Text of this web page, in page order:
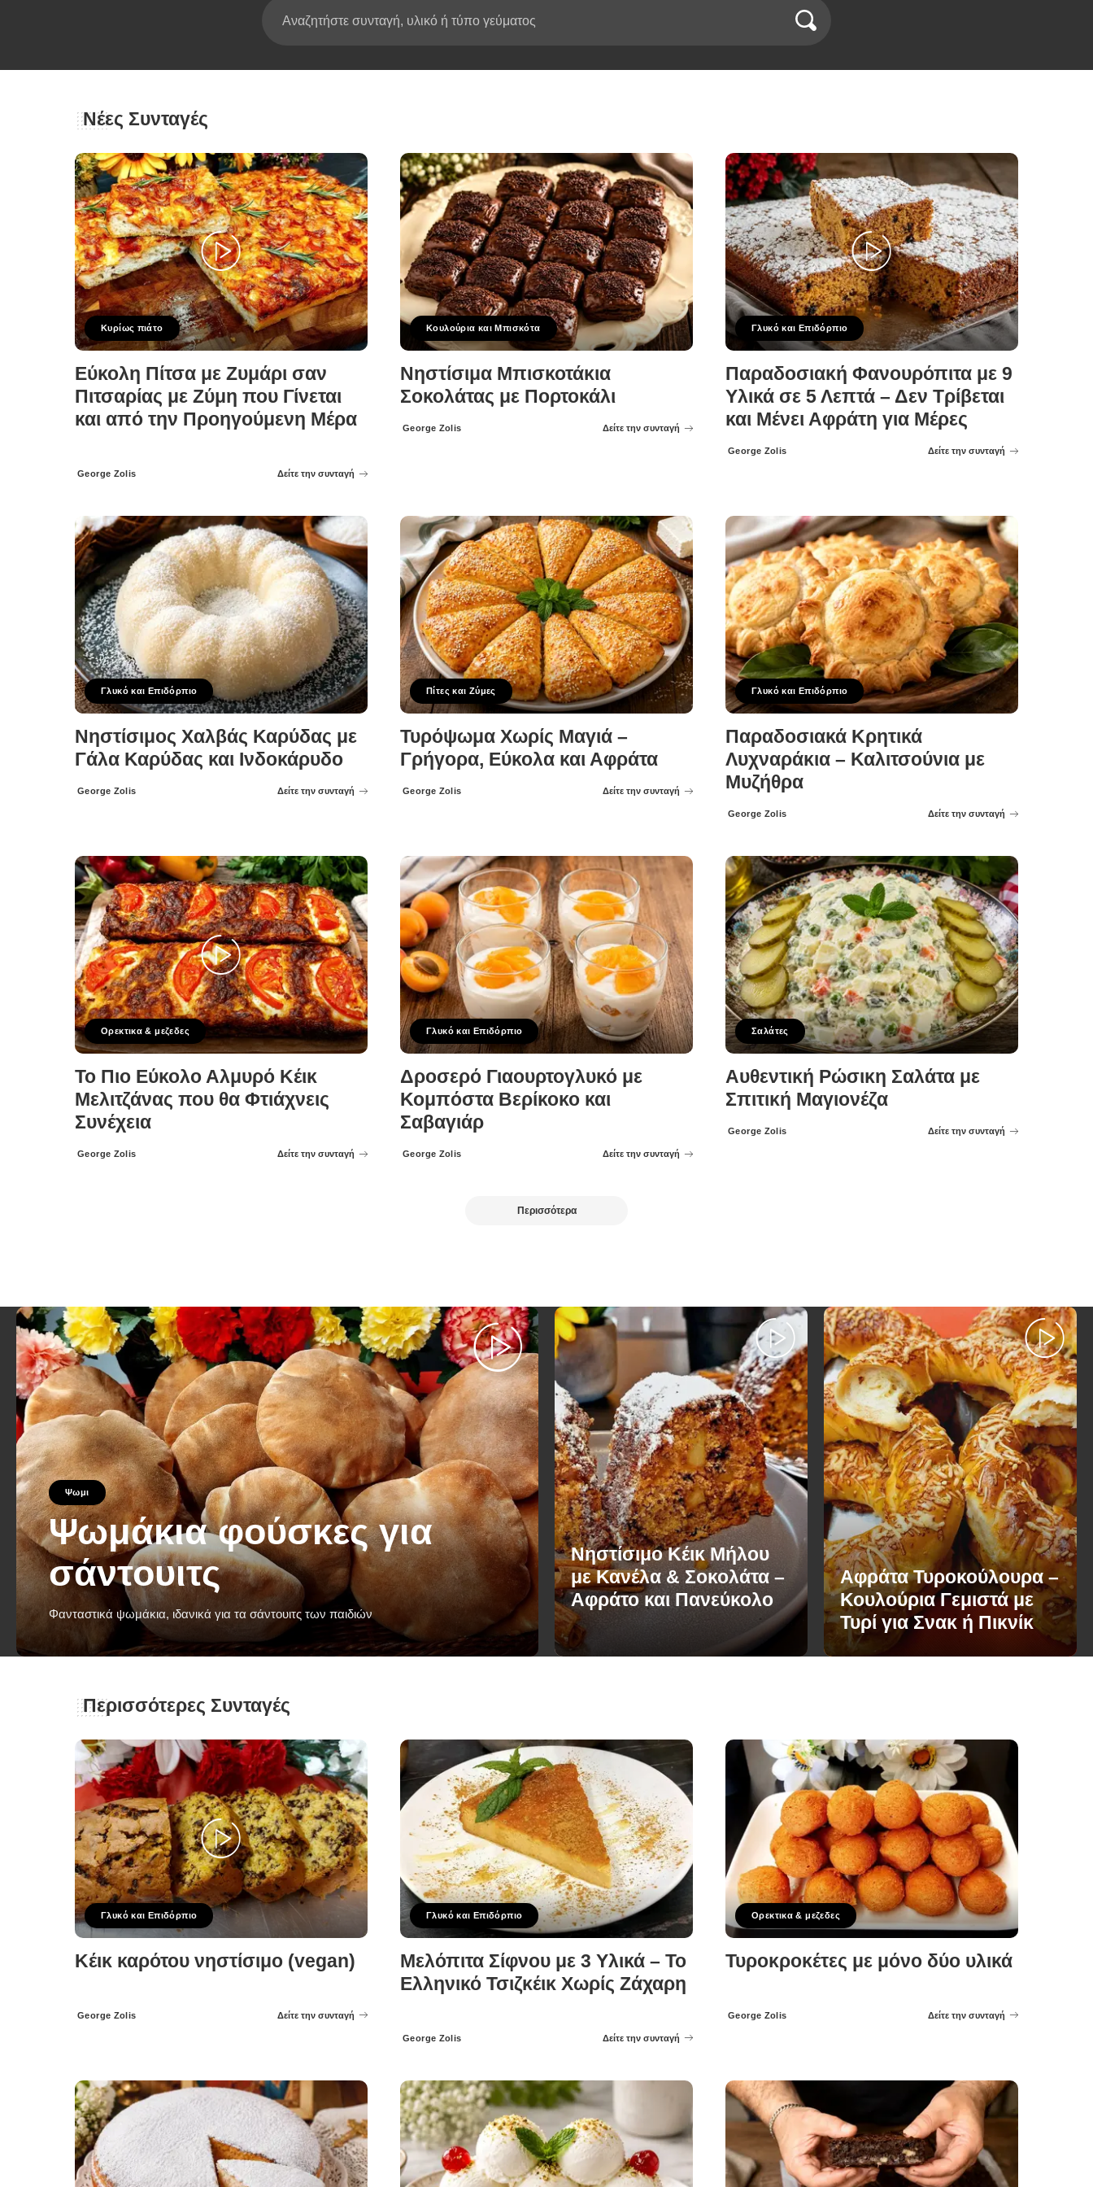
Νέες Συνταγές
Κυρίως πιάτο
Εύκολη Πίτσα με Ζυμάρι σαν
Πιτσαρίας με Ζύμη που Γίνεται
και από την Προηγούμενη Μέρα
Posted
George Zolis Δείτε την συνταγή
Κουλούρια και Μπισκότα
Νηστίσιμα Μπισκοτάκια
Σοκολάτας με Πορτοκάλι
Posted
George Zolis Δείτε την συνταγή
Γλυκό και Επιδόρπιο
Παραδοσιακή Φανουρόπιτα με 9
Υλικά σε 5 Λεπτά – Δεν Τρίβεται
και Μένει Αφράτη για Μέρες
Posted
George Zolis Δείτε την συνταγή
Γλυκό και Επιδόρπιο
Νηστίσιμος Χαλβάς Καρύδας με
Γάλα Καρύδας και Ινδοκάρυδο
Posted
George Zolis Δείτε την συνταγή
Πίτες και Ζύμες
Τυρόψωμα Χωρίς Μαγιά –
Γρήγορα, Εύκολα και Αφράτα
Posted
George Zolis Δείτε την συνταγή
Γλυκό και Επιδόρπιο
Παραδοσιακά Κρητικά
Λυχναράκια – Καλιτσούνια με
Μυζήθρα
Posted
George Zolis Δείτε την συνταγή
Ορεκτικα & μεζεδες
Το Πιο Εύκολο Αλμυρό Κέικ
Μελιτζάνας που θα Φτιάχνεις
Συνέχεια
Posted
George Zolis Δείτε την συνταγή
Γλυκό και Επιδόρπιο
Δροσερό Γιαουρτογλυκό με
Κομπόστα Βερίκοκο και
Σαβαγιάρ
Posted
George Zolis Δείτε την συνταγή
Σαλάτες
Αυθεντική Ρώσικη Σαλάτα με
Σπιτική Μαγιονέζα
Posted
George Zolis Δείτε την συνταγή
Περισσότερα
Ψωμι
Ψωμάκια φούσκες για
σάντουιτς
Φανταστικά ψωμάκια, ιδανικά για τα σάντουιτς των παιδιών
18 Ιανουαρίου 2024
Νηστίσιμο Κέικ Μήλου
με Κανέλα & Σοκολάτα –
Αφράτο και Πανεύκολο
Αφράτα Τυροκούλουρα –
Κουλούρια Γεμιστά με
Τυρί για Σνακ ή Πικνίκ
Περισσότερες Συνταγές
Γλυκό και Επιδόρπιο
Κέικ καρότου νηστίσιμο (vegan)
Posted
George Zolis Δείτε την συνταγή
Γλυκό και Επιδόρπιο
Μελόπιτα Σίφνου με 3 Υλικά – Το
Ελληνικό Τσιζκέικ Χωρίς Ζάχαρη
Posted
George Zolis Δείτε την συνταγή
Ορεκτικα & μεζεδες
Τυροκροκέτες με μόνο δύο υλικά
Posted
George Zolis Δείτε την συνταγή